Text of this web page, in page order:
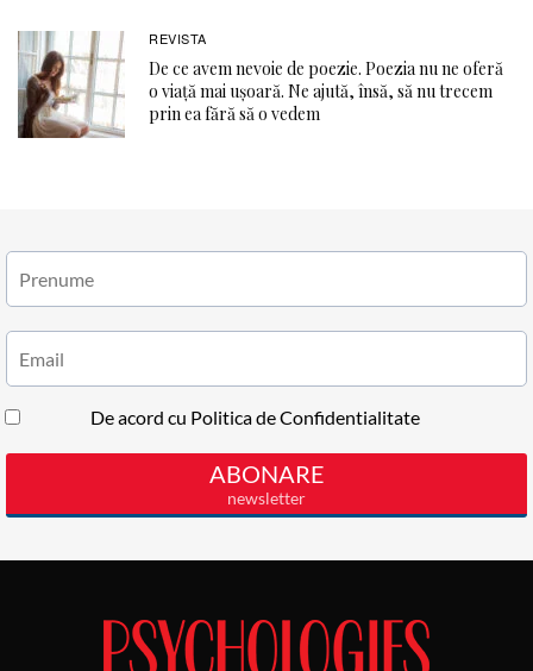
REVISTA
De ce avem nevoie de poezie. Poezia nu ne oferă
o viaţă mai ușoară. Ne ajută, însă, să nu trecem
prin ea fără să o vedem